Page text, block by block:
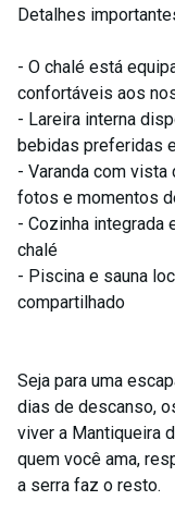
Detalhes
- O chalé está
confortáveis aos
- Lareira interna
bebidas preferidas
- Varanda com
fotos e momentos
- Cozinha integrada
chalé
- Piscina e sauna
compartilhado
Seja para uma
dias de descanso,
viver a Mantiqueira
quem você ama,
a serra faz o resto.